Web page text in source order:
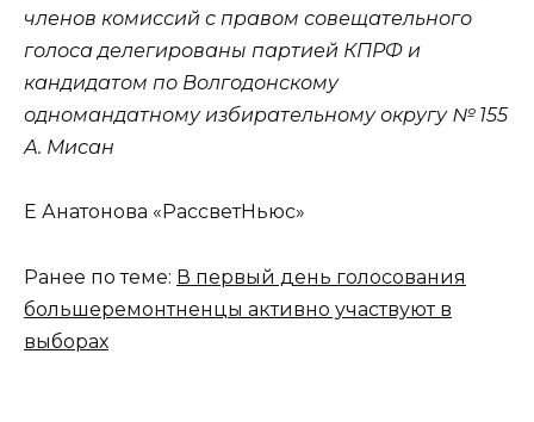
членов комиссий с правом совещательного
голоса делегированы партией КПРФ и
кандидатом по Волгодонскому
одномандатному избирательному округу № 155
А. Мисан
Е Анатонова «РассветНьюс»
Ранее по теме: В первый день голосования
большеремонтненцы активно участвуют в
выборах